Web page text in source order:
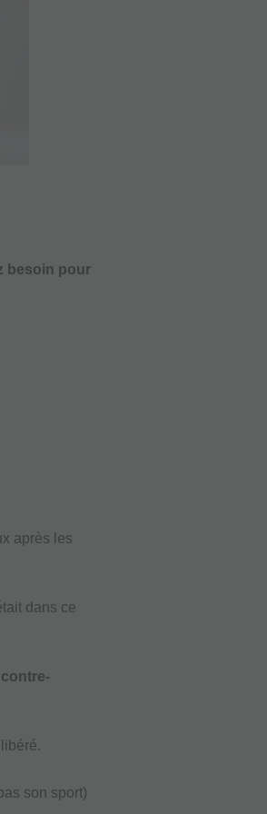
besoin pour
après les
dans ce
son sport)